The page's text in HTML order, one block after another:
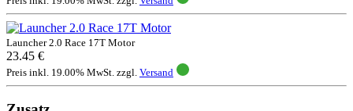
Launcher 2.0 Race 17T Motor
23.45 €
Preis inkl. 19.00% MwSt. zzgl. Versand